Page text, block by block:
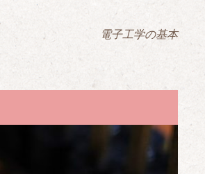
電子工学の基本